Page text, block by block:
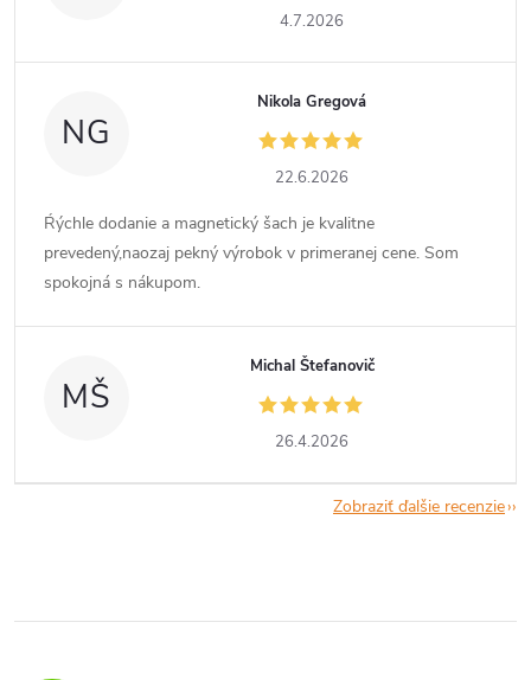
4.7.2026
NG
Nikola Gregová
22.6.2026
Ŕýchle dodanie a magnetický šach je kvalitne
prevedený,naozaj pekný výrobok v primeranej cene. Som
spokojná s nákupom.
MŠ
Michal Štefanovič
26.4.2026
Zobraziť ďalšie recenzie